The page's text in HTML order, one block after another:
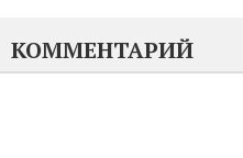
КОММЕНТАРИЙ